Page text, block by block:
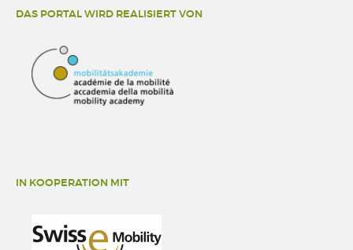
DAS PORTAL WIRD REALISIERT VON
IN KOOPERATION MIT